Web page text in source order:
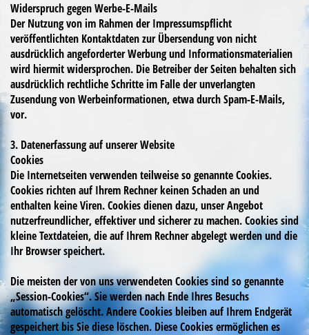
Widerspruch gegen Werbe-E-Mails
Der Nutzung von im Rahmen der Impressumspflicht
veröffentlichten Kontaktdaten zur Übersendung von nicht
ausdrücklich angeforderter Werbung und Informationsmaterialien
wird hiermit widersprochen. Die Betreiber der Seiten behalten sich
ausdrücklich rechtliche Schritte im Falle der unverlangten
Zusendung von Werbeinformationen, etwa durch Spam-E-Mails,
vor.
3. Datenerfassung auf unserer Website
Cookies
Die Internetseiten verwenden teilweise so genannte Cookies.
Cookies richten auf Ihrem Rechner keinen Schaden an und
enthalten keine Viren. Cookies dienen dazu, unser Angebot
nutzerfreundlicher, effektiver und sicherer zu machen. Cookies sind
kleine Textdateien, die auf Ihrem Rechner abgelegt werden und die
Ihr Browser speichert.
Die meisten der von uns verwendeten Cookies sind so genannte
„Session-Cookies“. Sie werden nach Ende Ihres Besuchs
automatisch gelöscht. Andere Cookies bleiben auf Ihrem Endgerät
gespeichert bis Sie diese löschen. Diese Cookies ermöglichen es